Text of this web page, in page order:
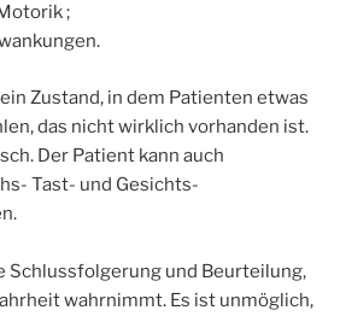
;
Zustand, in dem Patienten etwas
das nicht wirklich vorhanden ist.
Der Patient kann auch
Tast- und Gesichts-
Schlussfolgerung und Beurteilung,
wahrnimmt. Es ist unmöglich,